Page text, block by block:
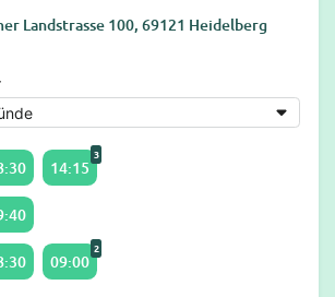
Landstrasse 100, 69121 Heidelberg
14:15
3
09:00
2